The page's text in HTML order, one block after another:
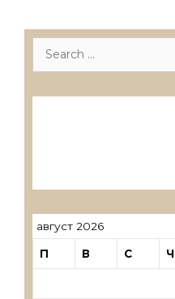
Search
август 2026
П В С Ч